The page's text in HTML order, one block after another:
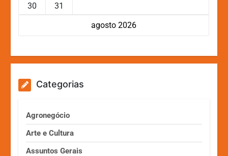
agosto 2026
30
31
Categorias
Agronegócio
Arte e Cultura
Assuntos Gerais